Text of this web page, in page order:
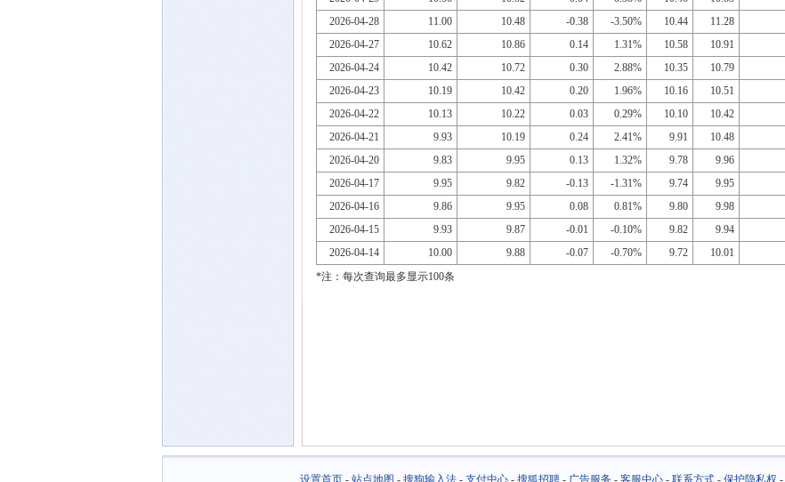
2026-04-28
11.00 10.48 -0.38 -3.50% 10.44 11.28
2026-04-27
10.62 10.86 0.14 1.31% 10.58 10.91
2026-04-24
10.42 10.72 0.30 2.88% 10.35 10.79
2026-04-23
10.19 10.42 0.20 1.96% 10.16 10.51
2026-04-22
10.13 10.22 0.03 0.29% 10.10 10.42
2026-04-21
9.93 10.19 0.24 2.41% 9.91 10.48
2026-04-20
9.83 9.95 0.13 1.32% 9.78 9.96
2026-04-17
9.95 9.82 -0.13 -1.31% 9.74 9.95
2026-04-16
9.86 9.95 0.08 0.81% 9.80 9.98
2026-04-15
9.93 9.87 -0.01 -0.10% 9.82 9.94
2026-04-14
10.00 9.88 -0.07 -0.70% 9.72 10.01
*注：每次查询最多显示100条
设置首页- 站点地图 - 搜狗输入法- 支付中心- 搜狐招聘- 广告服务- 客服中心- 联系方式- 保护隐私权 -